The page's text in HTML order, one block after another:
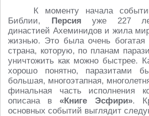
К моменту начала
Библии, Персия уже 227
династией Ахеминидов и жила
жизнью. Это была очень
страна, которую, по планам
уничтожить как можно быстрее.
хорошо понятно, паразитами
большая, многоэтапная,
финальная часть исполнения
описана в«Книге Эсфири».
основных событий выглядит